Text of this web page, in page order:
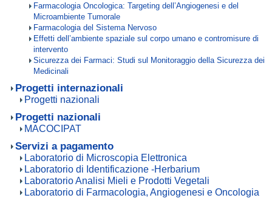
Farmacologia Oncologica: Targeting dell’Angiogenesi e del
Microambiente Tumorale
Farmacologia del Sistema Nervoso
Effetti dell’ambiente spaziale sul corpo umano e contromisure di
intervento
Sicurezza dei Farmaci: Studi sul Monitoraggio della Sicurezza dei
Medicinali
Progetti internazionali
Progetti nazionali
Progetti nazionali
MACOCIPAT
Servizi a pagamento
Laboratorio di Microscopia Elettronica
Laboratorio di Identificazione -Herbarium
Laboratorio Analisi Mieli e Prodotti Vegetali
Laboratorio di Farmacologia, Angiogenesi e Oncologia